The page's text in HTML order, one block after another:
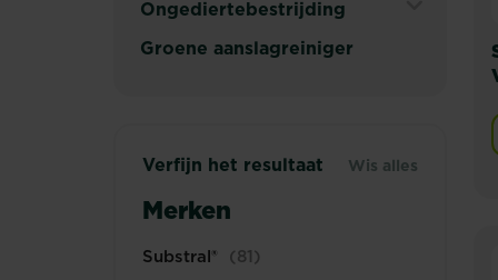
Navigation
Menu
Ongediertebestrijding
Expand
Groene aanslagreiniger
Verfijn het resultaat Wis alles
Merken
Substral®
(81)